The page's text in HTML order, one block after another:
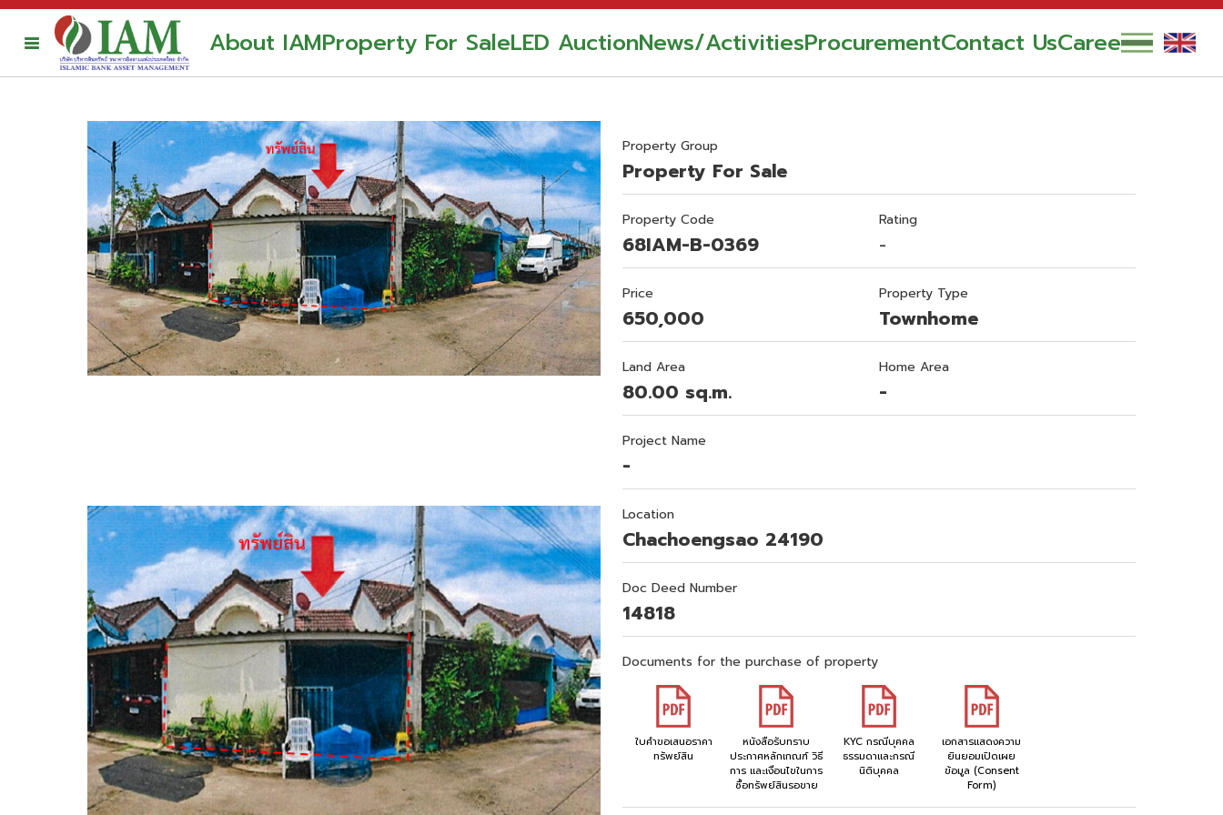
About IAMProperty For SaleLED AuctionNews/ActivitiesProcurementContact UsCareer
Property Group
Property For Sale
Property Code
68IAM-B-0369
Rating
-
Price
650,000
Property Type
Townhome
Land Area
80.00 sq.m.
Home Area
-
Project Name
-
Location
Chachoengsao 24190
Doc Deed Number
14818
Documents for the purchase of property
ใบคำขอเสนอราคา
ทรัพย์สิน
หนังสือรับทราบ
ประกาศหลักเกณฑ์ วิธี
การ และเงื่อนไขในการ
ซื้อทรัพย์สินรอขาย
KYC กรณีบุคคล
ธรรมดาและกรณี
นิติบุคคล
เอกสารแสดงความ
ยินยอมเปิดเผย
ข้อมูล (Consent
Form)